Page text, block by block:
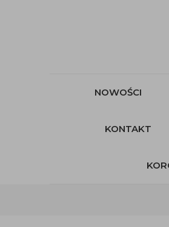
NOWOŚCI
KONTAKT